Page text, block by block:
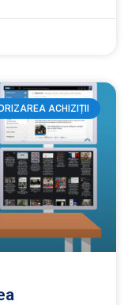
ACHIZIȚII